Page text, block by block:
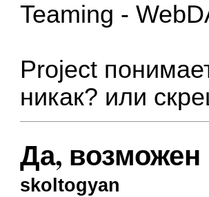
Teaming -
Project
никак? или
Да, возможен
skoltogyan